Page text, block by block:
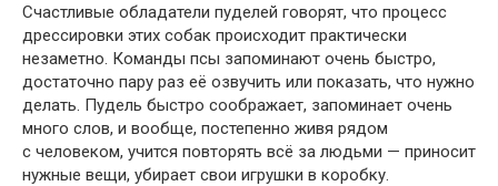
Счастливые обладатели пуделей говорят, что процесс
дрессировки этих собак происходит практически
незаметно. Команды псы запоминают очень быстро,
достаточно пару раз её озвучить или показать, что нужно
делать. Пудель быстро соображает, запоминает очень
много слов, и вообще, постепенно живя рядом
с человеком, учится повторять всё за людьми — приносит
нужные вещи, убирает свои игрушки в коробку.